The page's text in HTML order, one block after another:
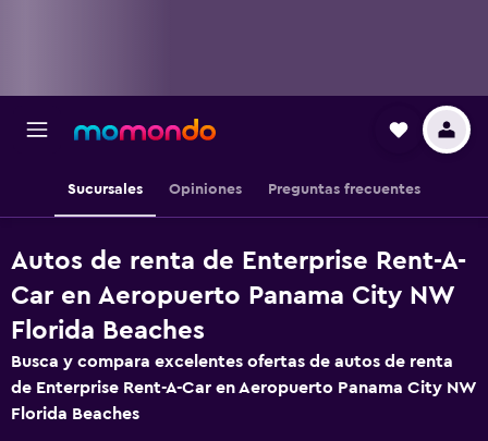
Sucursales Opiniones Preguntas frecuentes
Autos de renta de Enterprise Rent-A-
Car en Aeropuerto Panama City NW
Florida Beaches
Busca y compara excelentes ofertas de autos de renta
de Enterprise Rent-A-Car en Aeropuerto Panama City NW
Florida Beaches